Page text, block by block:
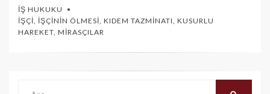
İŞ HUKUKU
İŞÇI, İŞÇININ ÖLMESI, KIDEM TAZMINATI, KUSURLU
HAREKET, MIRASÇILAR